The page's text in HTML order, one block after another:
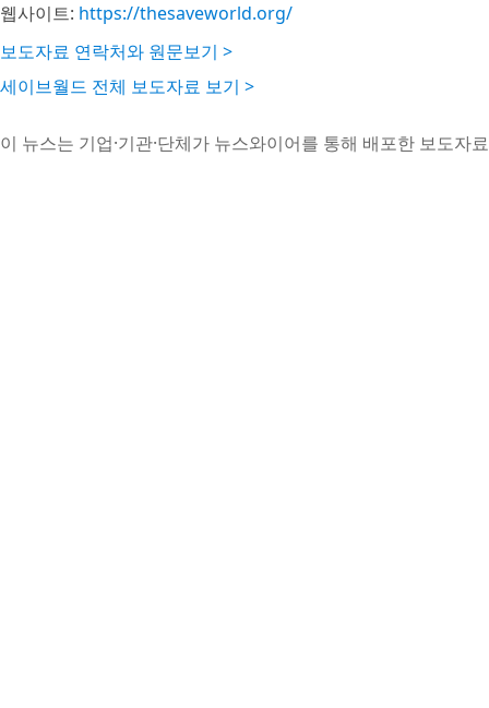
웹사이트: https://thesaveworld.org/
보도자료 연락처와 원문보기 >
세이브월드 전체 보도자료 보기 >
이 뉴스는 기업·기관·단체가 뉴스와이어를 통해 배포한 보도자